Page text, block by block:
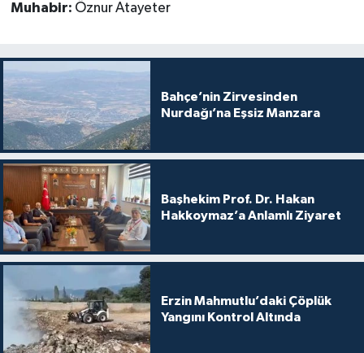
Muhabir: Öznur Atayeter
Bahçe’nin Zirvesinden
Nurdağı’na Eşsiz Manzara
Başhekim Prof. Dr. Hakan
Hakkoymaz’a Anlamlı Ziyaret
Erzin Mahmutlu’daki Çöplük
Yangını Kontrol Altında